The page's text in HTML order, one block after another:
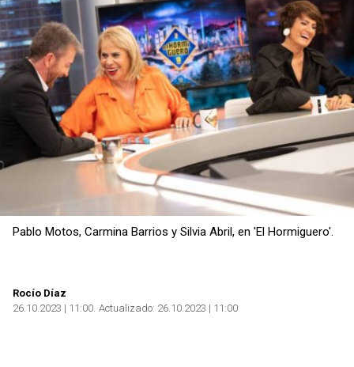
Pablo Motos, Carmina Barrios y Silvia Abril, en 'El Hormiguero'.
Rocío Díaz
26.10.2023 | 11:00 Actualizado: 26.10.2023 | 11:00